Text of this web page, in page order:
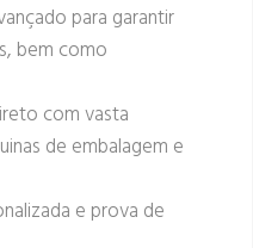
para garantir
bem como
com vasta
de embalagem e
e prova de